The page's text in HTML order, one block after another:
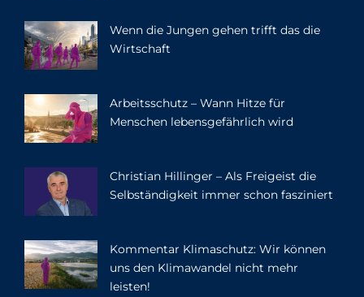
Wenn die Jungen gehen trifft das die
Wirtschaft
Arbeitsschutz – Wann Hitze für
Menschen lebensgefährlich wird
Christian Hillinger – Als Freigeist die
Selbständigkeit immer schon fasziniert
Kommentar Klimaschutz: Wir können
uns den Klimawandel nicht mehr
leisten!